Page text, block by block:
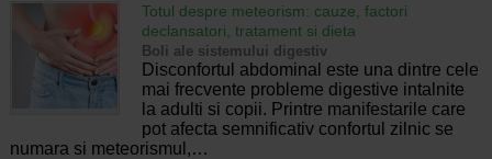
Totul despre meteorism: cauze, factori
declansatori, tratament si dieta
Boli ale sistemului digestiv
Disconfortul abdominal este una dintre cele
mai frecvente probleme digestive intalnite
la adulti si copii. Printre manifestarile care
pot afecta semnificativ confortul zilnic se
numara si meteorismul,…